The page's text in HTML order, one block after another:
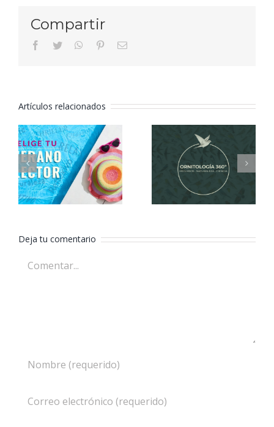
Compartir
facebooktwitter whatsapppinterestCorreo
Artículos relacionados
Elige tu
verano
lector
Ornitología
360º
Deja tu comentario
Comentar